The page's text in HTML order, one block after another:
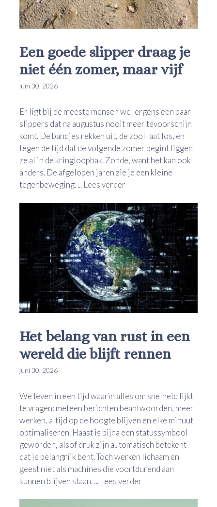
Een goede slipper draag je
niet één zomer, maar vijf
juni 30, 2026
Er ligt bij de meeste mensen wel ergens een paar
slippers dat na augustus nooit meer tevoorschijn
komt. De bandjes rekken uit, de zool laat los, en
tegen de tijd dat de volgende zomer begint liggen
ze al in de kringloopbak. Zonde, want het kan ook
anders. De afgelopen jaren zie je een kleine
tegenbeweging. ... Lees verder
Het belang van rust in een
wereld die blijft rennen
juni 30, 2026
We leven in een tijd waarin alles om snelheid lijkt
te vragen: meteen berichten beantwoorden, meer
werken, altijd op de hoogte blijven en elke minuut
optimaliseren. Haast is bijna een statussymbool
geworden, alsof druk zijn automatisch betekent
dat je belangrijk bent. Toch werken lichaam en
geest niet als machines die voortdurend aan
kunnen blijven staan. ... Lees verder